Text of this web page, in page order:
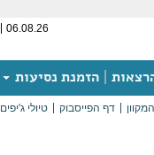
06.08.26
הזמנת נסיעות
דף הפייסבוק טיולי ג'יפים